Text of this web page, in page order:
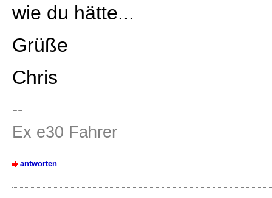
wie du hätte...
Grüße
Chris
--
Ex e30 Fahrer
antworten